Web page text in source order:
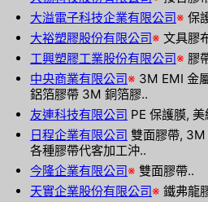
大溢電子科技企業有限公司※ 保
大裕塑膠股份有限公司※ 文具膠
工興塑膠工業股份有限公司※ 膠
中央商業有限公司※ 3M EMI 金
鋁箔膠帶 3M 銅箔膠..
友連科技有限公司 PE 保護膜,
日程企業有限公司 雙面膠帶, 3M
各種膠帶代客加工沖..
今隆企業有限公司※ 雙面膠帶..
天實企業股份有限公司※ 鐵弗龍